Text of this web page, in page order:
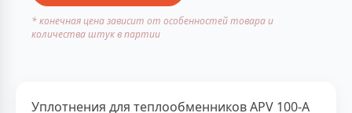
* конечная цена зависит от особенностей товара и
количества штук в партии
Уплотнения для теплообменников APV 100-A